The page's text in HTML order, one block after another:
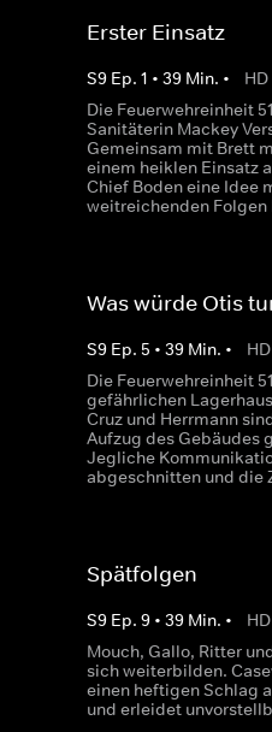
Erster Einsatz
S9 Ep. 1 • 39 Min. • HD
Die Feuerwehreinheit
Sanitäterin Mackey
Gemeinsam mit Brett
einem heiklen Einsatz
Chief Boden eine Idee
weitreichenden Folgen
Was würde Otis
S9 Ep. 5 • 39 Min. • HD
Die Feuerwehreinheit
gefährlichen
Cruz und Herrmann
Aufzug des Gebäudes
Jegliche
abgeschnitten und die
Spätfolgen
S9 Ep. 9 • 39 Min. • HD
Mouch, Gallo, Ritter
sich weiterbilden.
einen heftigen Schlag
und erleidet